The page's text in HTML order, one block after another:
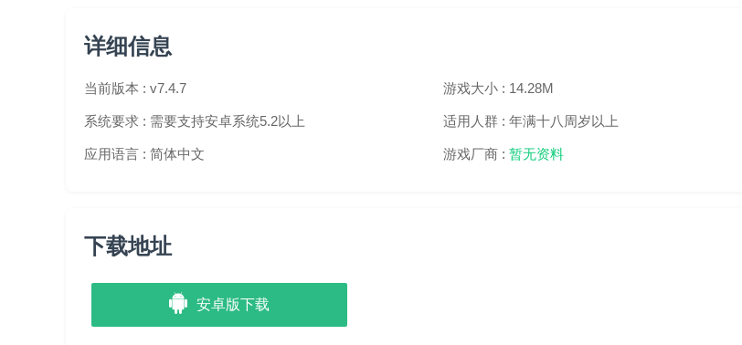
详细信息
当前版本 : v7.4.7 游戏大小 : 14.28M
系统要求 : 需要支持安卓系统5.2以上 适用人群 : 年满十八周岁以上
应用语言 : 简体中文 游戏厂商 : 暂无资料
下载地址
安卓版下载